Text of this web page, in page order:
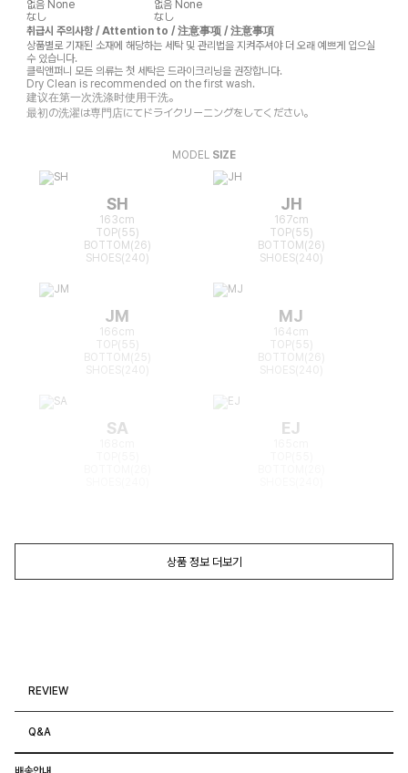
없음 None
なし
없음 None
なし
취급시 주의사항 / Attention to / 注意事项 / 注意事項
상품별로 기재된 소재에 해당하는 세탁 및 관리법을 지켜주셔야 더 오래 예쁘게 입으실
수 있습니다.
클릭앤퍼니 모든 의류는 첫 세탁은 드라이크리닝을 권장합니다.
Dry Clean is recommended on the first wash.
建议在第一次洗涤时使用干洗。
最初の洗濯は専門店にてドライクリーニングをしてください。
MODEL SIZE
SH
163cm
TOP(55)
BOTTOM(26)
SHOES(240)
JH
167cm
TOP(55)
BOTTOM(26)
SHOES(240)
JM
166cm
TOP(55)
BOTTOM(25)
MJ
164cm
TOP(55)
BOTTOM(26)
SA EJ
상품 정보 더보기
REVIEW
Q&A